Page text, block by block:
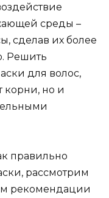
среды –
сделав их более
Решить
для волос,
корни, но и
правильно
рассмотрим
рекомендации